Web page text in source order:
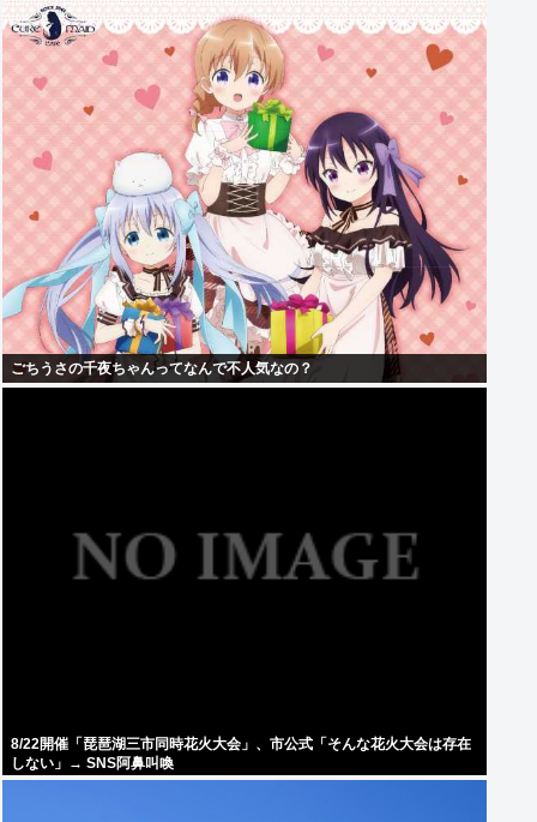
ごちうさの千夜ちゃんってなんで不人気なの？
8/22開催「琵琶湖三市同時花火大会」、市公式「そんな花火大会は存在
しない」→ SNS阿鼻叫喚